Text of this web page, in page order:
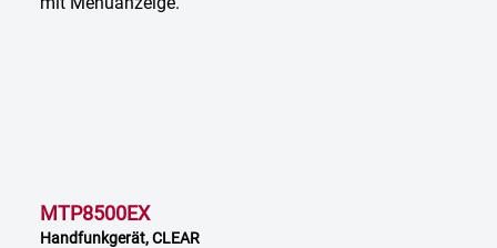
MTP8500EX
Handfunkgerät, CLEAR